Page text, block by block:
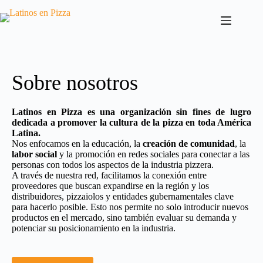
al
contenido
Sobre nosotros
Latinos en Pizza es una organización sin fines de lugro
dedicada a promover la cultura de la pizza en toda América
Latina.
Nos enfocamos en la educación, la creación de comunidad, la
labor social y la promoción en redes sociales para conectar a las
personas con todos los aspectos de la industria pizzera.
A través de nuestra red, facilitamos la conexión entre
proveedores que buscan expandirse en la región y los
distribuidores, pizzaiolos y entidades gubernamentales clave
para hacerlo posible. Esto nos permite no solo introducir nuevos
productos en el mercado, sino también evaluar su demanda y
potenciar su posicionamiento en la industria.